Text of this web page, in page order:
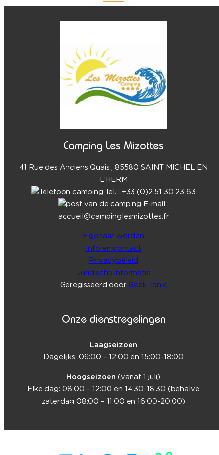
Camping Les Mizottes
41 Rue des Anciens Quais , 85580 SAINT MICHEL EN
L’HERM
Tel. : +33 (0)2 51 30 23 63
E-mail :
accueil@campinglesmizottes.fr
Eigenaar worden
Info en contact
Privacybeleid
Juridische informatie
Geregisseerd door Geek Tonic
Onze dienstregelingen
Laagseizoen
Dagelijks: 09:00 – 12:00 en 15:00-18:00
Hoogseizoen (vanaf 1 juli)
Elke dag: 08:00 – 12:00 en 14:30-18:30 (behalve
zaterdag 08:00 – 11:00 en 16:00-20:00)